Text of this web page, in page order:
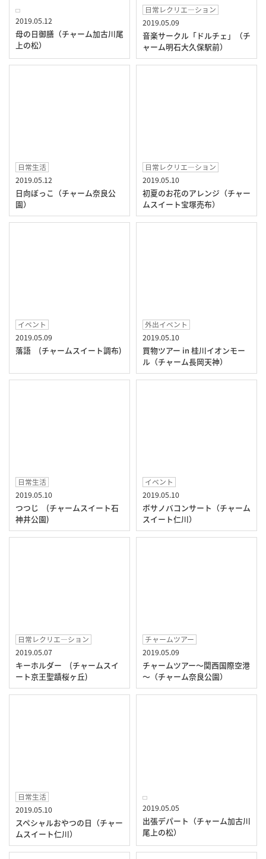
2019.05.12
母の日御膳（チャーム加古川尾
上の松）
日常レクリエ―ション
2019.05.09
音楽サークル「ドルチェ」（チ
ャーム明石大久保駅前）
日常生活
2019.05.12
日向ぼっこ（チャーム奈良公
園）
日常レクリエ―ション
2019.05.10
初夏のお花のアレンジ（チャー
ムスイート宝塚売布）
イベント
2019.05.09
落語 (チャームスイート調布)
外出イベント
2019.05.10
買物ツアー in 桂川イオンモー
ル（チャーム長岡天神）
日常生活
2019.05.10
つつじ (チャームスイート石
神井公園)
イベント
2019.05.10
ボサノバコンサート（チャーム
スイート仁川）
日常レクリエ―ション
2019.05.07
キーホルダー (チャームスイ
ート京王聖蹟桜ヶ丘)
チャームツアー
2019.05.09
チャームツアー～関西国際空港
～（チャーム奈良公園）
日常生活
2019.05.10
スペシャルおやつの日（チャー
ムスイート仁川）
2019.05.05
出張デパート（チャーム加古川
尾上の松）